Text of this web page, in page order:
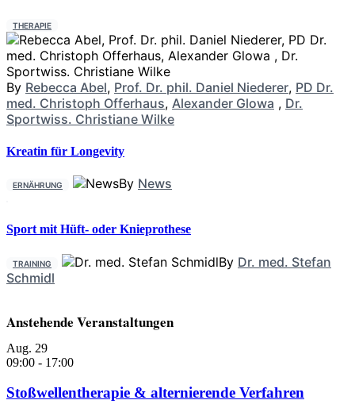
THERAPIE
By Rebecca Abel, Prof. Dr. phil. Daniel Niederer, PD Dr.
med. Christoph Offerhaus, Alexander Glowa , Dr.
Sportwiss. Christiane Wilke
Kreatin für Longevity
ERNÄHRUNG By News
Sport mit Hüft- oder Knieprothese
TRAINING By Dr. med. Stefan
Schmidl
Anstehende Veranstaltungen
Aug. 29
09:00 - 17:00
Stoßwellentherapie & alternierende Verfahren